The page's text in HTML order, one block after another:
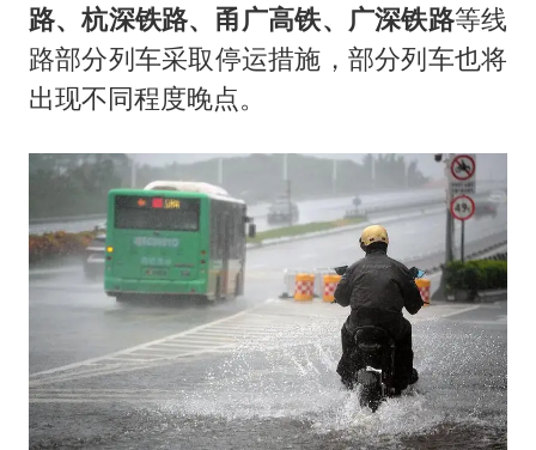
路、杭深铁路、甬广高铁、广深铁路等线
路部分列车采取停运措施，部分列车也将
出现不同程度晚点。